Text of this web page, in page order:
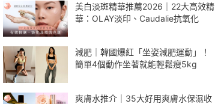
美白淡斑精華推薦2026｜22大高效精
華：OLAY淡印、Caudalie抗氧化
減肥｜韓國爆紅「坐姿減肥運動」！
簡單4個動作坐著就能輕鬆瘦5kg
爽膚水推介｜35大好用爽膚水保濕收